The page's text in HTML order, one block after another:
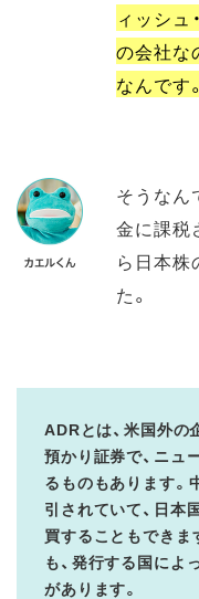
ィッシュ
の会社な
なんです。
そうな
金に課税
ら日本株
た。
ADRとは、米国外の
預かり証券で、ニュ
るものもあります。
引されていて、日本
買することもできま
も、発行する国によ
があります。